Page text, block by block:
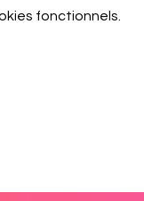
fonctionnels.